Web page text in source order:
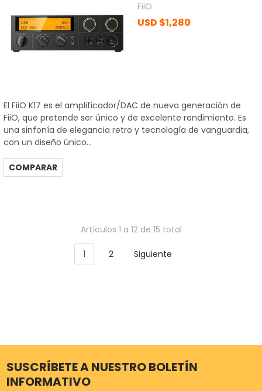
FiiO
USD $1,280
El FiiO K17 es el amplificador/DAC de nueva generación de
FiiO, que pretende ser único y de excelente rendimiento. Es
una sinfonía de elegancia retro y tecnología de vanguardia,
con un diseño único...
COMPARAR
Artículos 1 a 12 de 15 total
1 2 Siguiente
SUSCRÍBETE A NUESTRO BOLETÍN
INFORMATIVO